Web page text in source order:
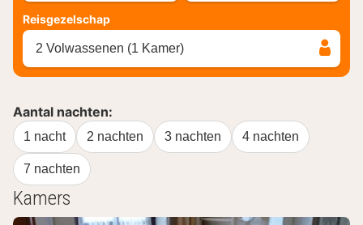
Reisgezelschap
2 Volwassenen (1 Kamer)
Aantal nachten:
1 nacht 2 nachten 3 nachten 4 nachten
7 nachten
Kamers